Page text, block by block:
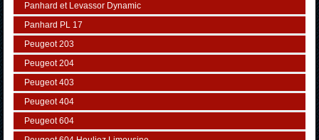
Panhard et Levassor Dynamic
Panhard PL 17
Peugeot 203
Peugeot 204
Peugeot 403
Peugeot 404
Peugeot 604